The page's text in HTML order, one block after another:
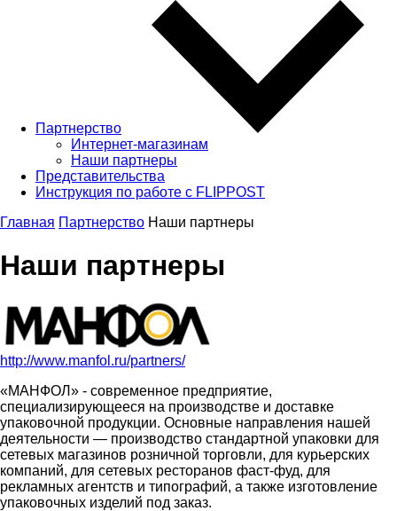
Партнерство
Интернет-магазинам
Наши партнеры
Представительства
Инструкция по работе с FLIPPOST
Главная Партнерство Наши партнеры
Наши партнеры
http://www.manfol.ru/partners/
«МАНФОЛ» - современное предприятие,
специализирующееся на производстве и доставке
упаковочной продукции. Основные направления нашей
деятельности — производство стандартной упаковки для
сетевых магазинов розничной торговли, для курьерских
компаний, для сетевых ресторанов фаст-фуд, для
рекламных агентств и типографий, а также изготовление
упаковочных изделий под заказ.